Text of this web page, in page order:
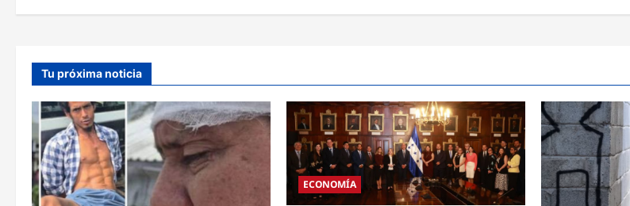
a
c
i
ó
n
Tu próxima noticia
ECONOMÍA